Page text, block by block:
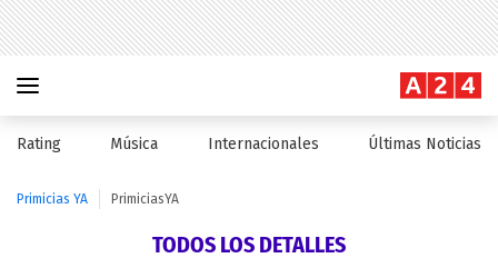
Rating Música Internacionales Últimas Noticias
Primicias YA PrimiciasYA
TODOS LOS DETALLES